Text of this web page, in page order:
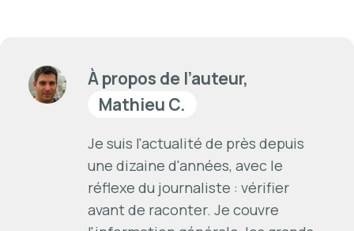
À propos de l’auteur,
Mathieu C.
Je suis l'actualité de près depuis
une dizaine d'années, avec le
réflexe du journaliste : vérifier
avant de raconter. Je couvre